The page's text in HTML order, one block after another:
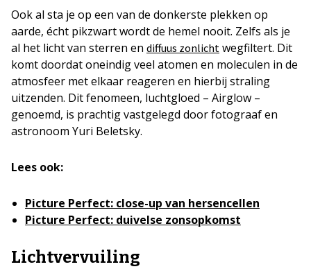
Ook al sta je op een van de donkerste plekken op
aarde, écht pikzwart wordt de hemel nooit. Zelfs als je
al het licht van sterren en diffuus zonlicht wegfiltert. Dit
komt doordat oneindig veel atomen en moleculen in de
atmosfeer met elkaar reageren en hierbij straling
uitzenden. Dit fenomeen, luchtgloed – Airglow –
genoemd, is prachtig vastgelegd door fotograaf en
astronoom Yuri Beletsky.
Lees ook:
Picture Perfect: close-up van hersencellen
Picture Perfect: duivelse zonsopkomst
Lichtvervuiling